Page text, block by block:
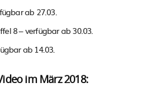
ab 27.03.
8 – verfügbar ab 30.03.
ab 14.03.
im März 2018: